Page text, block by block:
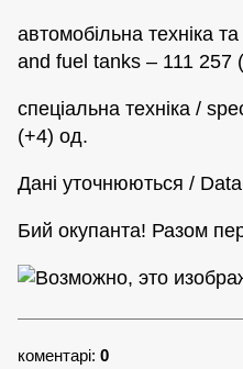
автомобільна техніка
and fuel tanks – 111 257
спеціальна техніка /
(+4) од.
Дані уточнюються /
Бий окупанта! Разом
коментарі: 0